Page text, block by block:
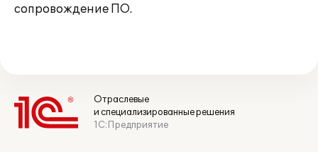
сопровождение ПО.
Отраслевые
и специализированные решения
1С:Предприятие